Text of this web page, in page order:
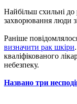
Найбільш схильні
захворювання люди
Раніше
визначити рак шкіри
кваліфікованого
небезпеку.
Названо три